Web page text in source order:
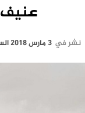
نشر في 3 مارس 2018 الساعة 15 و 01 دقيقة